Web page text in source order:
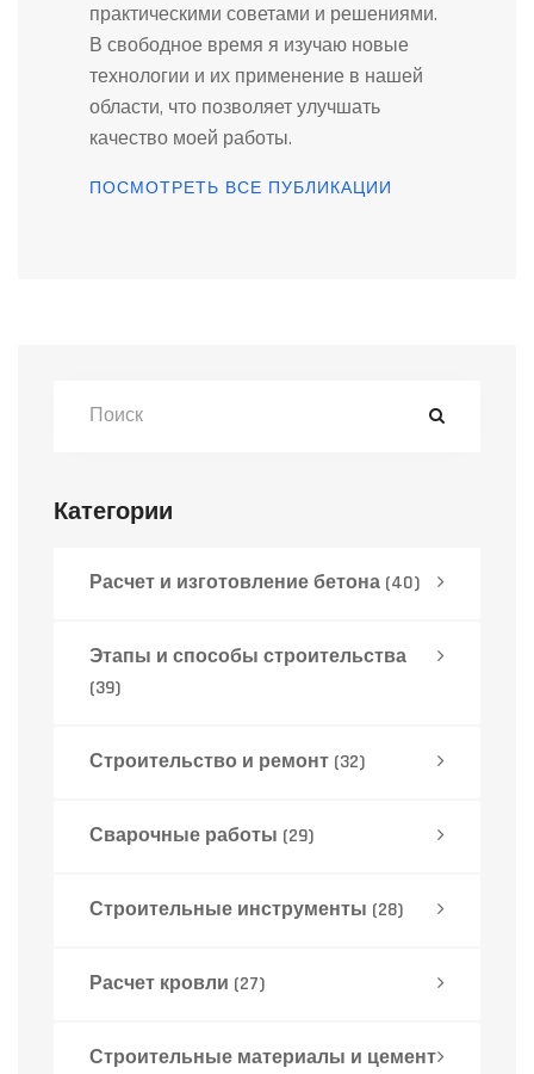
практическими советами и решениями.
В свободное время я изучаю новые
технологии и их применение в нашей
области, что позволяет улучшать
качество моей работы.
ПОСМОТРЕТЬ ВСЕ ПУБЛИКАЦИИ
Категории
Расчет и изготовление бетона (40)
Этапы и способы строительства
(39)
Строительство и ремонт (32)
Сварочные работы (29)
Строительные инструменты (28)
Расчет кровли (27)
Строительные материалы и цемент